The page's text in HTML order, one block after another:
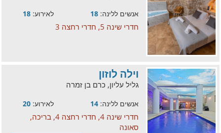
אנשים ללינה: 18 לאירוע: 18
חדרי שינה 5, חדרי רחצה 3
וילה לוזון
גליל עליון, כרם בן זמרה
אנשים ללינה: 14 לאירוע: 20
חדרי שינה 4, חדרי רחצה 4, בריכה,
סאונה